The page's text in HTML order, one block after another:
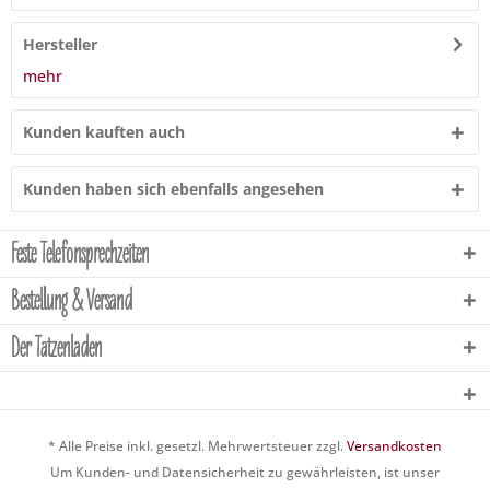
Hersteller
mehr
Kunden kauften auch
Kunden haben sich ebenfalls angesehen
Feste Telefonsprechzeiten
Bestellung & Versand
Der Tatzenladen
* Alle Preise inkl. gesetzl. Mehrwertsteuer zzgl.Versandkosten
Um Kunden- und Datensicherheit zu gewährleisten, ist unser